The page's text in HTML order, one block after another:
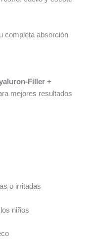
completa absorción
Filler +
mejores resultados
o irritadas
niños